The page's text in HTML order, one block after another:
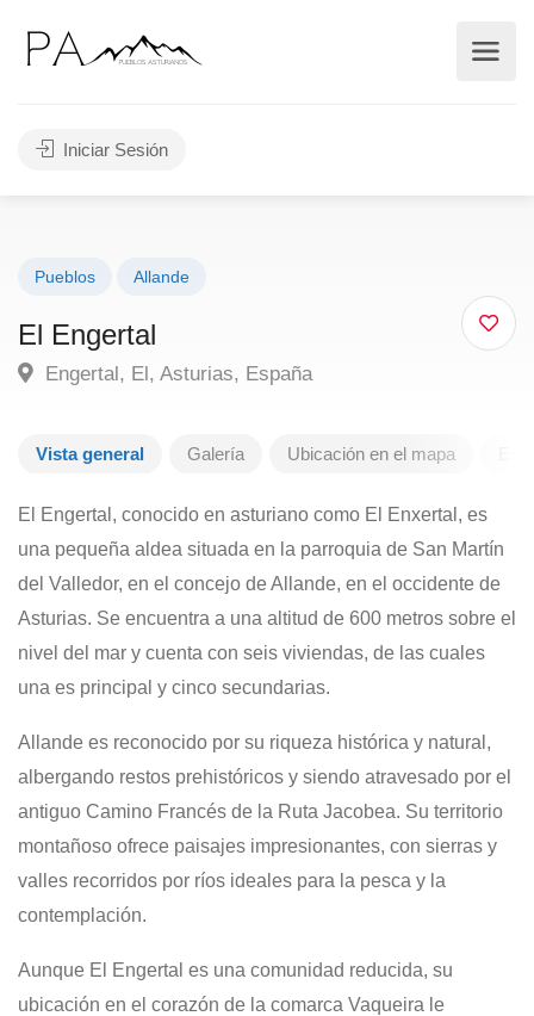
Iniciar Sesión
Pueblos Allande
El Engertal
Engertal, El, Asturias, España
Vista general Galería Ubicación en el mapa
El Engertal, conocido en asturiano como El Enxertal, es
una pequeña aldea situada en la parroquia de San Martín
del Valledor, en el concejo de Allande, en el occidente de
Asturias. Se encuentra a una altitud de 600 metros sobre el
nivel del mar y cuenta con seis viviendas, de las cuales
una es principal y cinco secundarias.
Allande es reconocido por su riqueza histórica y natural,
albergando restos prehistóricos y siendo atravesado por el
antiguo Camino Francés de la Ruta Jacobea. Su territorio
montañoso ofrece paisajes impresionantes, con sierras y
valles recorridos por ríos ideales para la pesca y la
contemplación.
Aunque El Engertal es una comunidad reducida, su
ubicación en el corazón de la comarca Vaqueira le